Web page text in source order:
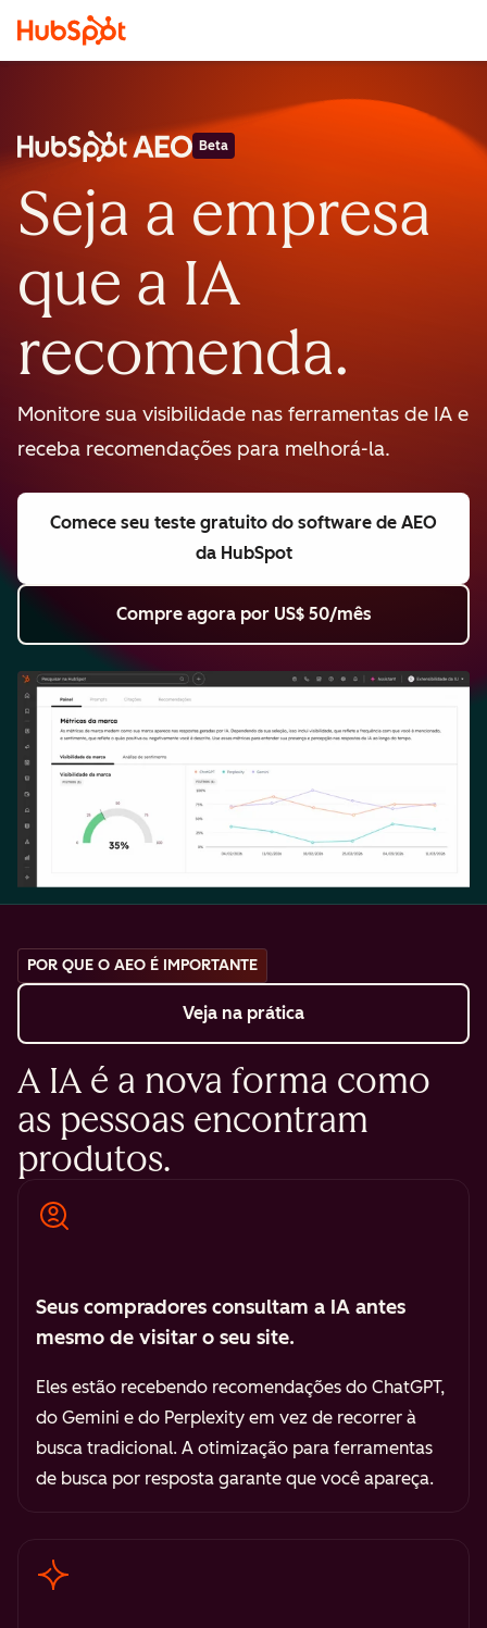
Beta
Seja a empresa
que a IA
recomenda.
Monitore sua visibilidade nas ferramentas de IA e
receba recomendações para melhorá-la.
Comece seu teste gratuito do software de AEO
da HubSpot
Compre agora por US$ 50/mês
POR QUE O AEO É IMPORTANTE
Veja na prática
A IA é a nova forma como
as pessoas encontram
produtos.
Seus compradores consultam a IA antes
mesmo de visitar o seu site.
Eles estão recebendo recomendações do ChatGPT,
do Gemini e do Perplexity em vez de recorrer à
busca tradicional. A otimização para ferramentas
de busca por resposta garante que você apareça.